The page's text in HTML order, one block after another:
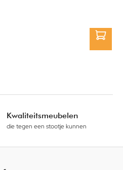
Kwaliteitsmeubelen
die tegen een stootje kunnen